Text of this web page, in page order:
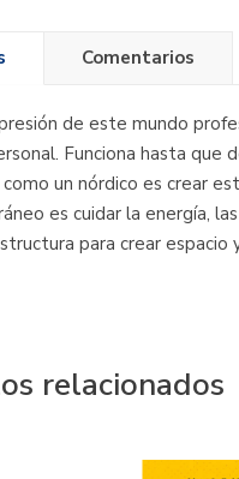
Comentarios
de este mundo
Funciona hasta que
como un nórdico es crear
es cuidar la energía,
para crear
relacionados